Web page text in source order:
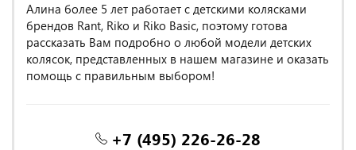
Алина более 5 лет работает с детскими колясками
брендов Rant, Riko и Riko Basic, поэтому готова
рассказать Вам подробно о любой модели детских
колясок, представленных в нашем магазине и оказать
помощь с правильным выбором!
+7 (495) 226-26-28